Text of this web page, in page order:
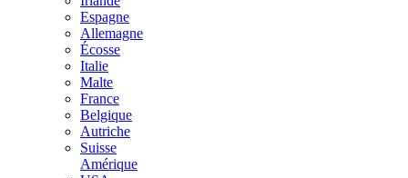
Espagne
Allemagne
Écosse
Italie
Malte
France
Belgique
Autriche
Suisse
Amérique